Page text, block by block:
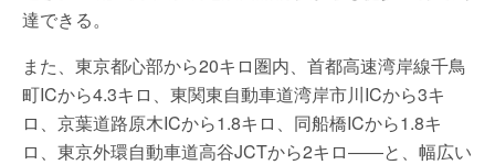
達できる。
また、東京都心部から20キロ圏内、首都高速湾岸線千鳥
町ICから4.3キロ、東関東自動車道湾岸市川ICから3キ
ロ、京葉道路原木ICから1.8キロ、同船橋ICから1.8キ
ロ、東京外環自動車道高谷JCTから2キロ――と、幅広い